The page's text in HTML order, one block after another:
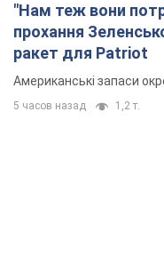
"Нам теж вони
прохання
ракет для Patriot
Американські запаси
5 часов назад 1,2 т.